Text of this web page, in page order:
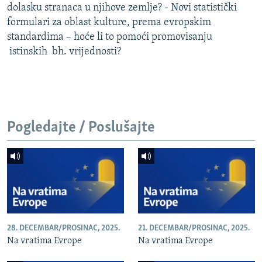
dolasku stranaca u njihove zemlje? - Novi statistički
formulari za oblast kulture, prema evropskim
standardima – hoće li to pomoći promovisanju
istinskih bh. vrijednosti?
Pogledajte / Poslušajte
28. DECEMBAR/PROSINAC, 2025.
Na vratima Evrope
21. DECEMBAR/PROSINAC, 2025.
Na vratima Evrope